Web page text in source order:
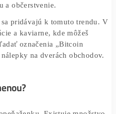
online kníhkupectvo
s módou a obuvou ti
so športovým vybavením,
a občerstvenie.
sa pridávajú k tomuto